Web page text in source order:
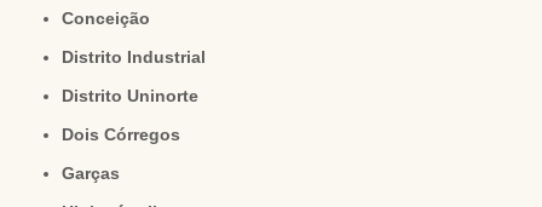
Conceição
Distrito Industrial
Distrito Uninorte
Dois Córregos
Garças